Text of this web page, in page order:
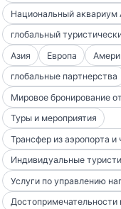
Национальный
глобальный
Азия
Европа
глобальные партнерства
Мировое бронирование
Туры и мероприятия
Трансфер из аэропорта
Индивидуальные
Услуги по управлению